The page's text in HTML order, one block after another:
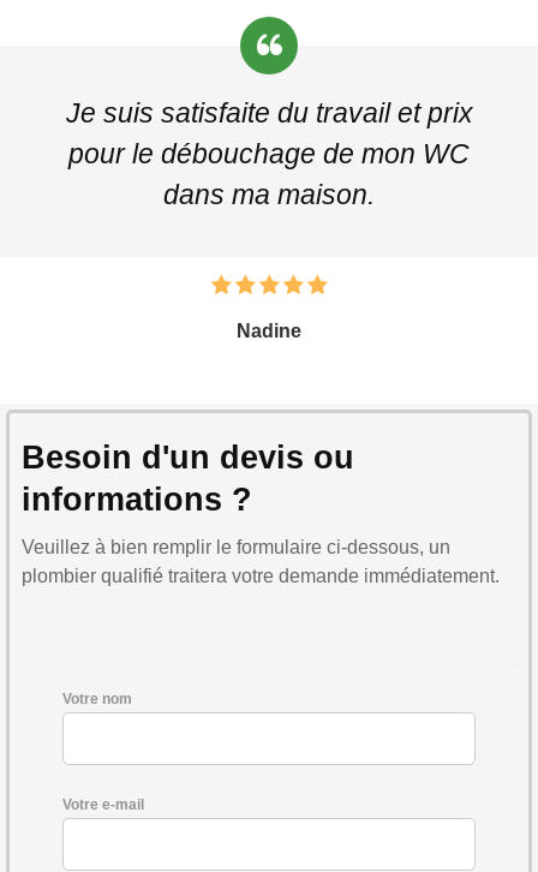
Je suis satisfaite du travail et prix
pour le débouchage de mon WC
dans ma maison.
Nadine
Besoin d'un devis ou
informations ?
Veuillez à bien remplir le formulaire ci-dessous, un
plombier qualifié traitera votre demande immédiatement.
Votre nom
Votre e-mail